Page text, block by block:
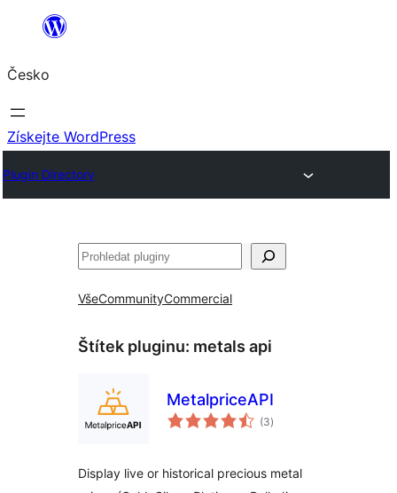
Přeskočit
obsah
Česko
Získejte WordPress
Plugin Directory
Hledat
VšeCommunityCommercial
Štítek pluginu: metals api
MetalpriceAPI
(3celkové
hodnocení
)
Display live or historical precious metal